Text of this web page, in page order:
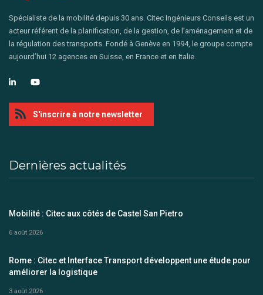
Spécialiste de la mobilité depuis 30 ans. Citec Ingénieurs Conseils est un
acteur référent de la planification, de la gestion, de l’aménagement et de
la régulation des transports. Fondé à Genève en 1994, le groupe compte
aujourd’hui 12 agences en Suisse, en France et en Italie.
S'inscrire à notre newsletter
Dernières actualités
Mobilité : Citec aux côtés de Castel San Pietro
6 août 2026
Rome : Citec et Interface Transport développent une étude pour
améliorer la logistique
3 août 2026